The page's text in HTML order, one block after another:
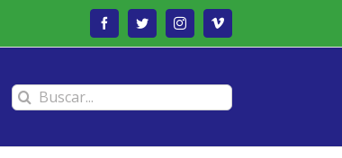
FacebookTwitterInstagramVimeo
Buscar: